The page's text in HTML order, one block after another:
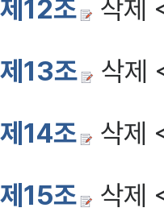
제12조
삭제
제13조
삭제
제14조
삭제
제15조
삭제